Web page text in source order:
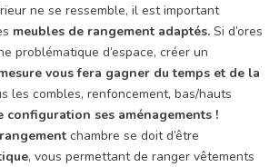
ne se ressemble, il est important
meubles de rangement adaptés. Si d’ores
problématique d’espace, créer un
vous fera gagner du temps et de la
les combles, renfoncement, bas/hauts
configuration ses aménagements !
chambre se doit d’être
, vous permettant de ranger vêtements